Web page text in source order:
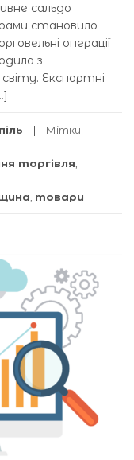
сальдо
становило
операції
з
Експортні
Мітки:
торгівля
товари